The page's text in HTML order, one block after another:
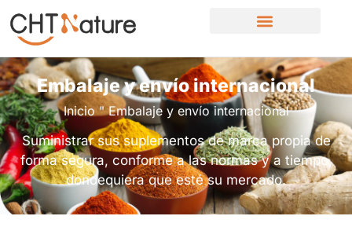
Embalaje y envío internacional
Inicio"Embalaje y envío internacional
Suministrar sus suplementos de marca propia de
forma segura, conforme a las normas y a tiempo,
dondequiera que esté su mercado.